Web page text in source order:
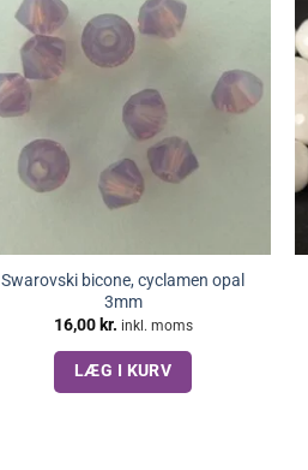
Swarovski bicone, cyclamen opal
3mm
16,00 kr. inkl. moms
LÆG I KURV